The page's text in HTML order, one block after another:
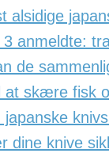
alsidige
anmeldte:
de
at skære fisk
dine knive